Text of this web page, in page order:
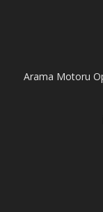
Arama Motoru